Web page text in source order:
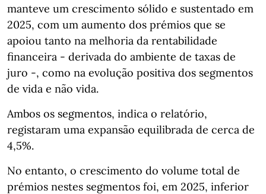
manteve um crescimento sólido e sustentado em
2025, com um aumento dos prémios que se
apoiou tanto na melhoria da rentabilidade
financeira - derivada do ambiente de taxas de
juro -, como na evolução positiva dos segmentos
de vida e não vida.
Ambos os segmentos, indica o relatório,
registaram uma expansão equilibrada de cerca de
4,5%.
No entanto, o crescimento do volume total de
prémios nestes segmentos foi, em 2025, inferior